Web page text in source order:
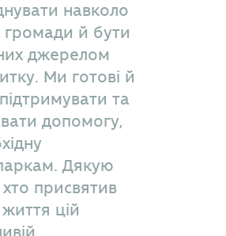
навколо
громади й бути
джерелом
Ми готові й
та
допомогу,
Дякую
хто присвятив
цій